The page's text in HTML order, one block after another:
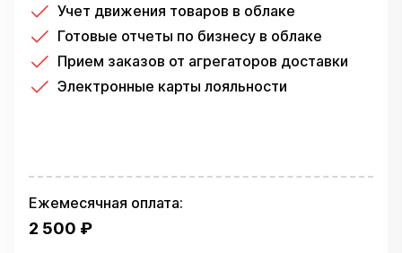
Учет движения товаров в облаке
Готовые отчеты по бизнесу в облаке
Прием заказов от агрегаторов доставки
Электронные карты лояльности
Ежемесячная оплата:
2 500 ₽